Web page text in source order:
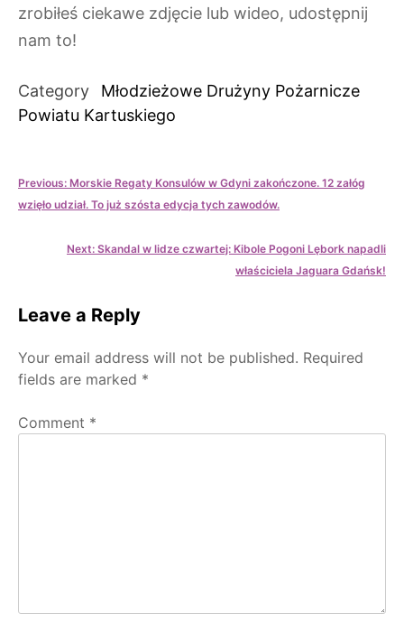
zrobiłeś ciekawe zdjęcie lub wideo, udostępnij
nam to!
Category
Młodzieżowe Drużyny Pożarnicze
Powiatu Kartuskiego
Post
navigation
Previous: Morskie Regaty Konsulów w Gdyni zakończone. 12 załóg
wzięło udział. To już szósta edycja tych zawodów.
Next: Skandal w lidze czwartej: Kibole Pogoni Lębork napadli
właściciela Jaguara Gdańsk!
Leave a Reply
Your email address will not be published. Required
fields are marked *
Comment *